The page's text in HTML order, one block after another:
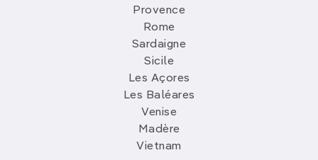
Provence
Rome
Sardaigne
Sicile
Les Açores
Les Baléares
Venise
Madère
Vietnam